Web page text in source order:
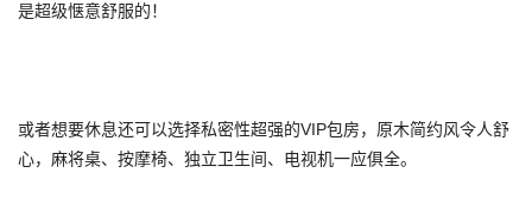
是超级惬意舒服的！
或者想要休息还可以选择私密性超强的VIP包房，原木简约风令人舒
心，麻将桌、按摩椅、独立卫生间、电视机一应俱全。